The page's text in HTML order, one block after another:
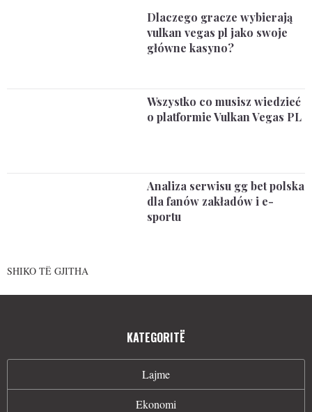
Dlaczego gracze wybierają
vulkan vegas pl jako swoje
główne kasyno?
Wszystko co musisz wiedzieć
o platformie Vulkan Vegas PL
Analiza serwisu gg bet polska
dla fanów zakładów i e-
sportu
SHIKO TË GJITHA
KATEGORITË
Lajme
Ekonomi